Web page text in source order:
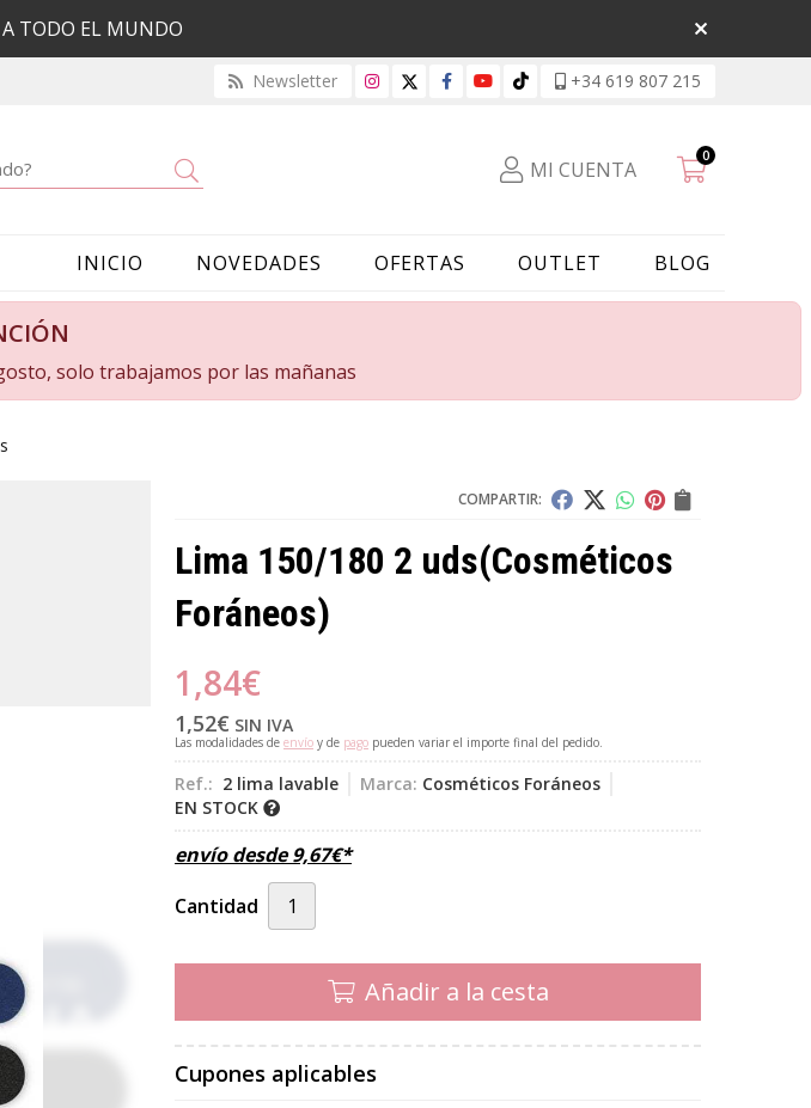
TODO EL MUNDO
Newsletter +34 619 807 215
MI CUENTA
0
INICIO NOVEDADES OFERTAS OUTLET BLOG
solo trabajamos por las mañanas
COMPARTIR:
Lima 150/180 2 uds(Cosméticos
Foráneos)
1,84€
1,52€ SIN IVA
Las modalidades de envío y de pago pueden variar el importe final del pedido.
Ref.: 2 lima lavable Marca: Cosméticos Foráneos
EN STOCK
envío desde9,67€*
Cantidad
Añadir a la cesta
Cupones aplicables